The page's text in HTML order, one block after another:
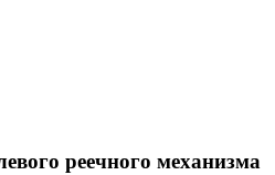
реечного механизма